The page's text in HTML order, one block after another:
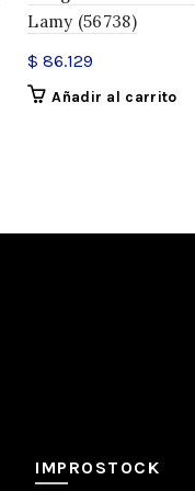
Roller , Roller ball
Lamy (56738)
$ 86.129
Añadir al carrito
IMPROSTOCK